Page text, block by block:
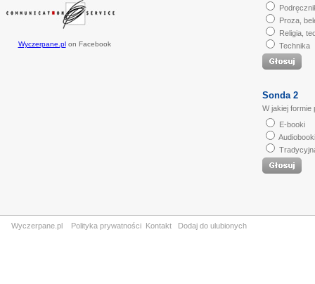
Wyczerpane.plon Facebook
Proza,
Religia,
Technika
Sonda 2
W jakiej formie
E-booki
Audiobooki
Wyczerpane.pl Polityka prywatności Kontakt Dodaj do ulubionych